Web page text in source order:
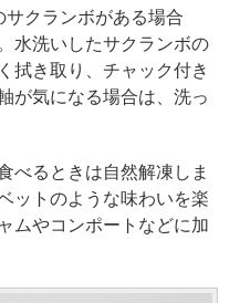
クランボがある場合
水洗いしたサクランボの
拭き取り、チャック付き
が気になる場合は、洗っ
べるときは自然解凍しま
ットのような味わいを楽
ムやコンポートなどに加